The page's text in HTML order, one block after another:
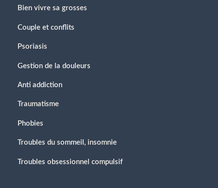
Bien vivre sa grosses
Couple et conflits
Psoriasis
Gestion de la douleurs
Anti addiction
Traumatisme
Phobies
Troubles du sommeil, insomnie
Troubles obsessionnel compulsif